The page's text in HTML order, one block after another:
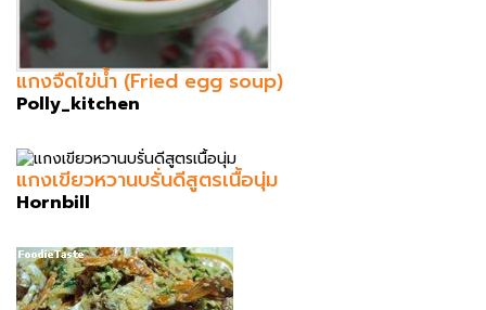
แกงจืดไข่น้ำ (Fried egg soup)
Polly_kitchen
แกงเขียวหวานบรั่นดีสูตรเนื้อนุ่ม
Hornbill